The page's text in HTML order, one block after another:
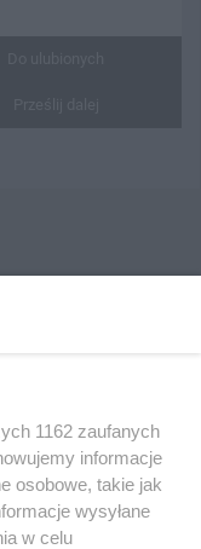
Informacyjny Miasta
1162 zaufanych
informacje
osobowe, takie jak
wysyłane
w celu